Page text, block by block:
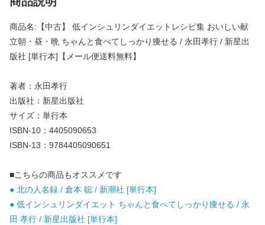
商品名:【中古】 低インシュリンダイエットレシピ集 おいしい献
立朝・昼・晩 ちゃんと食べてしっかり痩せる / 永田孝行 / 新星出
版社 [単行本]【メール便送料無料】
著者：永田孝行
出版社：新星出版社
サイズ：単行本
ISBN-10：4405090653
ISBN-13：9784405090651
■こちらの商品もオススメです
● 北の人名録 / 倉本 聡 / 新潮社 [単行本]
● 低インシュリンダイエット ちゃんと食べてしっかり痩せる / 永
田 孝行 / 新星出版社 [単行本]